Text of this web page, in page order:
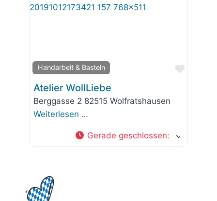
Handarbeit & Basteln
Favorit
Atelier WollLiebe
Berggasse 2 82515 Wolfratshausen
Weiterlesen …
Gerade geschlossen: